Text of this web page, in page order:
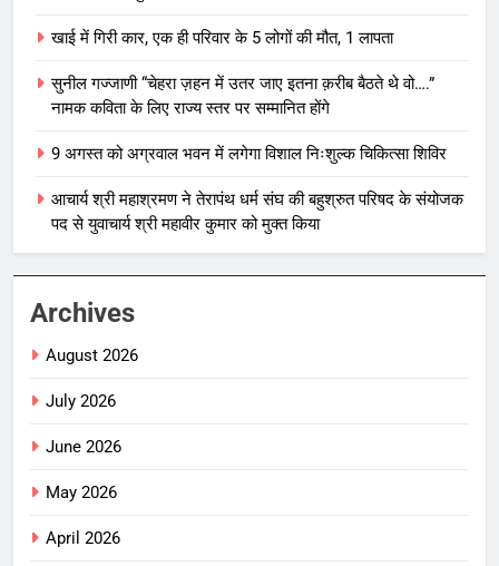
खाई में गिरी कार, एक ही परिवार के 5 लोगों की मौत, 1 लापता
सुनील गज्जाणी “चेहरा ज़हन में उतर जाए इतना क़रीब बैठते थे वो….”
नामक कविता के लिए राज्य स्तर पर सम्मानित होंगे
9 अगस्त को अग्रवाल भवन में लगेगा विशाल निःशुल्क चिकित्सा शिविर
आचार्य श्री महाश्रमण ने तेरापंथ धर्म संघ की बहुश्रुत परिषद के संयोजक
पद से युवाचार्य श्री महावीर कुमार को मुक्त किया
Archives
August 2026
July 2026
June 2026
May 2026
April 2026